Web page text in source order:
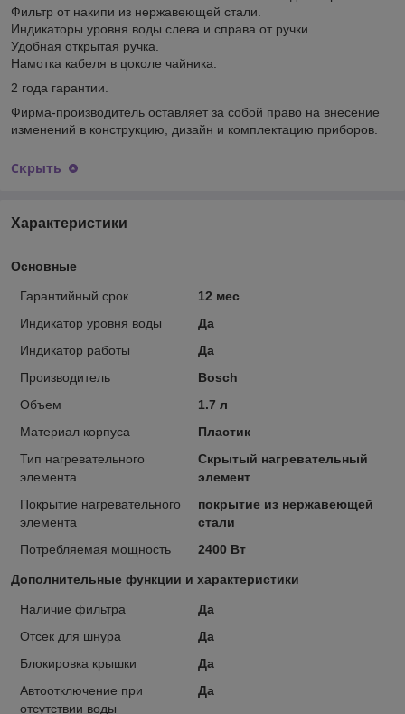
Фильтр от накипи из нержавеющей стали.
Индикаторы уровня воды слева и справа от ручки.
Удобная открытая ручка.
Намотка кабеля в цоколе чайника.
2 года гарантии.
Фирма-производитель оставляет за собой право на внесение
изменений в конструкцию, дизайн и комплектацию приборов.
Скрыть
Характеристики
Основные
Гарантийный срок
12 мес
Индикатор уровня воды
Да
Индикатор работы
Да
Производитель
Bosch
Объем
1.7 л
Материал корпуса
Пластик
Тип нагревательного
элемента
Скрытый нагревательный
элемент
Покрытие нагревательного
элемента
покрытие из нержавеющей
стали
Потребляемая мощность
2400 Вт
Дополнительные функции и характеристики
Наличие фильтра
Да
Отсек для шнура
Да
Блокировка крышки
Да
Автоотключение при
отсутствии воды
Да